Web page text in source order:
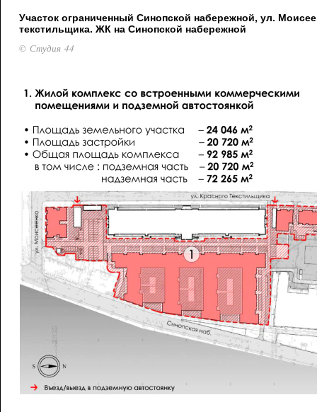
Участок ограниченный Синопской набережной, ул.
текстильщика. ЖК на Синопской набережной
© Студия 44